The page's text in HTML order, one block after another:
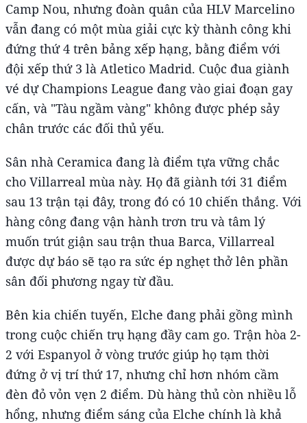
Camp Nou, nhưng đoàn quân của HLV Marcelino
vẫn đang có một mùa giải cực kỳ thành công khi
đứng thứ 4 trên bảng xếp hạng, bằng điểm với
đội xếp thứ 3 là Atletico Madrid. Cuộc đua giành
vé dự Champions League đang vào giai đoạn gay
cấn, và "Tàu ngầm vàng" không được phép sảy
chân trước các đối thủ yếu.
Sân nhà Ceramica đang là điểm tựa vững chắc
cho Villarreal mùa này. Họ đã giành tới 31 điểm
sau 13 trận tại đây, trong đó có 10 chiến thắng. Với
hàng công đang vận hành trơn tru và tâm lý
muốn trút giận sau trận thua Barca, Villarreal
được dự báo sẽ tạo ra sức ép nghẹt thở lên phần
sân đối phương ngay từ đầu.
Bên kia chiến tuyến, Elche đang phải gồng mình
trong cuộc chiến trụ hạng đầy cam go. Trận hòa 2-
2 với Espanyol ở vòng trước giúp họ tạm thời
đứng ở vị trí thứ 17, nhưng chỉ hơn nhóm cầm
đèn đỏ vỏn vẹn 2 điểm. Dù hàng thủ còn nhiều lỗ
hổng, nhưng điểm sáng của Elche chính là khả